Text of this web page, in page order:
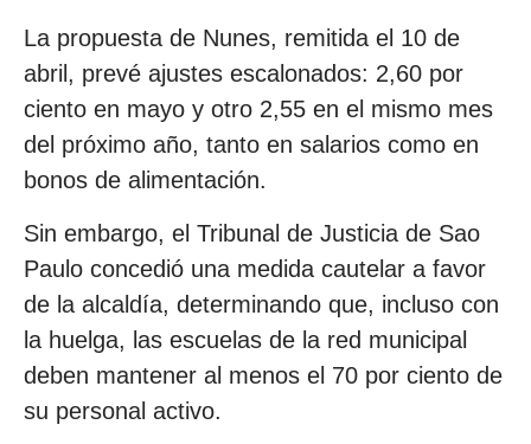
La propuesta de Nunes, remitida el 10 de
abril, prevé ajustes escalonados: 2,60 por
ciento en mayo y otro 2,55 en el mismo mes
del próximo año, tanto en salarios como en
bonos de alimentación.
Sin embargo, el Tribunal de Justicia de Sao
Paulo concedió una medida cautelar a favor
de la alcaldía, determinando que, incluso con
la huelga, las escuelas de la red municipal
deben mantener al menos el 70 por ciento de
su personal activo.